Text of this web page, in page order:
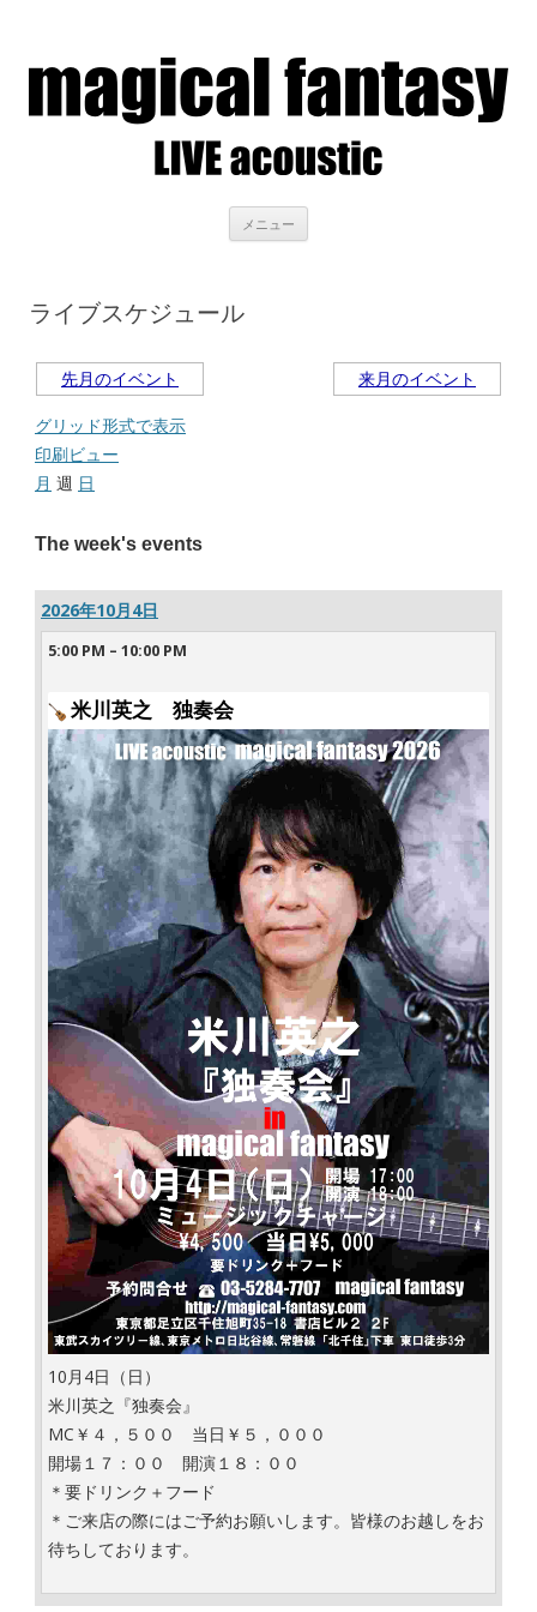
メニュー
ライブスケジュール
先月のイベント 来月のイベント
グリッド形式で表示
印刷ビュー
月 週 日
The week's events
2026年10月4日
5:00 PM – 10:00 PM
米川英之 独奏会
10月4日（日）
米川英之『独奏会』
MC￥４，５００ 当日￥５，０００
開場１７：００ 開演１８：００
＊要ドリンク＋フード
＊ご来店の際にはご予約お願いします。皆様のお越しをお
待ちしております。